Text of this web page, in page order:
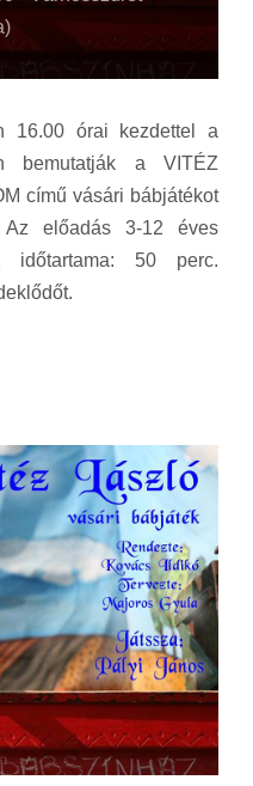
16.00 órai kezdettel a
bemutatják a VITÉZ
című vásári bábjátékot
Az előadás 3-12 éves
időtartama: 50 perc.